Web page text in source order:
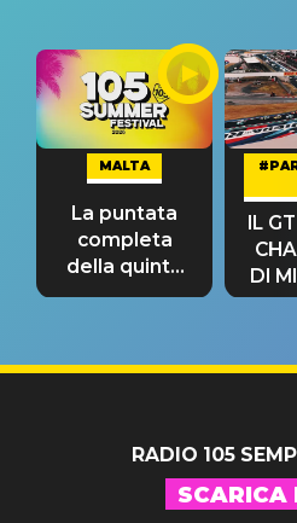
MALTA
La puntata
completa
della quinta
tappa
IL
DI
RADIO 105
SCARICA